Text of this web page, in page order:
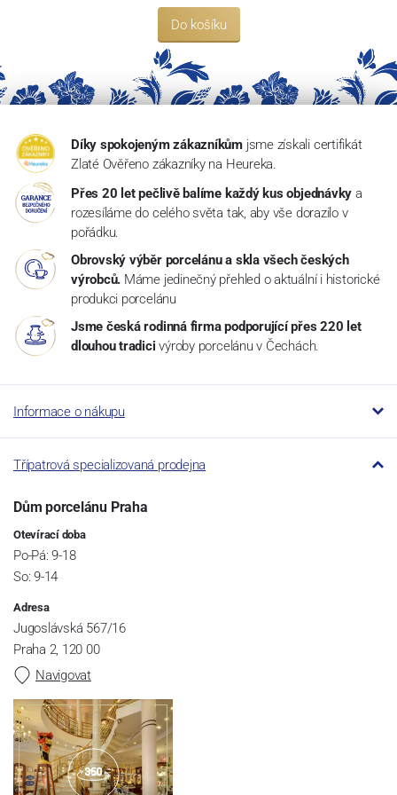
Do košíku
Díky spokojeným zákazníkům jsme získali certifikát
Zlaté Ověřeno zákazníky na Heureka.
Přes 20 let pečlivě balíme každý kus objednávky a
rozesíláme do celého světa tak, aby vše dorazilo v
pořádku.
Obrovský výběr porcelánu a skla všech českých
výrobců. Máme jedinečný přehled o aktuální i historické
produkci porcelánu
Jsme česká rodinná firma podporující přes 220 let
dlouhou tradici výroby porcelánu v Čechách.
Informace o nákupu
Třípatrová specializovaná prodejna
Dům porcelánu Praha
Otevírací doba
Po-Pá: 9-18
So: 9-14
Adresa
Jugoslávská 567/16
Praha 2, 120 00
Navigovat